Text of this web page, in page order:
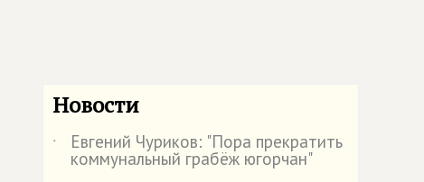
Новости
˙ Евгений Чуриков: "Пора прекратить
коммунальный грабёж югорчан"